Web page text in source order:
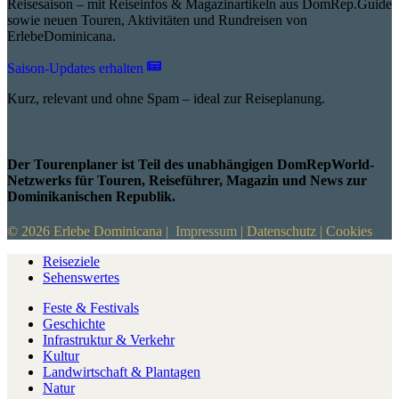
Reisesaison – mit Reiseinfos & Magazinartikeln aus DomRep.Guide
sowie neuen Touren, Aktivitäten und Rundreisen von
ErlebeDominicana.
Saison-Updates erhalten
Kurz, relevant und ohne Spam – ideal zur Reiseplanung.
Der Tourenplaner ist Teil des unabhängigen DomRepWorld-
Netzwerks für Touren, Reiseführer, Magazin und News zur
Dominikanischen Republik.
© 2026 Erlebe Dominicana | Impressum | Datenschutz | Cookies
Reiseziele
Sehenswertes
Feste & Festivals
Geschichte
Infrastruktur & Verkehr
Kultur
Landwirtschaft & Plantagen
Natur